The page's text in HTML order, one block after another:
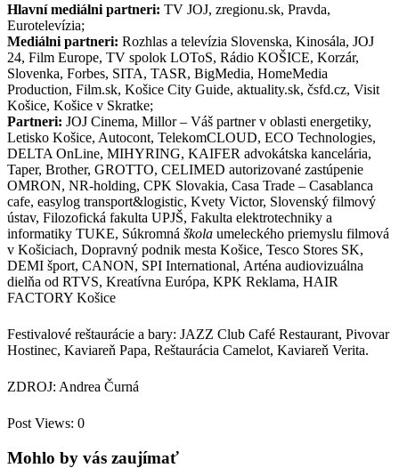
Hlavní mediálni partneri: TV JOJ, zregionu.sk, Pravda,
Eurotelevízia;
Mediálni partneri: Rozhlas a televízia Slovenska, Kinosála, JOJ
24, Film Europe, TV spolok LOToS, Rádio KOŠICE, Korzár,
Slovenka, Forbes, SITA, TASR, BigMedia, HomeMedia
Production, Film.sk, Košice City Guide, aktuality.sk, čsfd.cz, Visit
Košice, Košice v Skratke;
Partneri: JOJ Cinema, Millor – Váš partner v oblasti energetiky,
Letisko Košice, Autocont, TelekomCLOUD, ECO Technologies,
DELTA OnLine, MIHYRING, KAIFER advokátska kancelária,
Taper, Brother, GROTTO, CELIMED autorizované zastúpenie
OMRON, NR-holding, CPK Slovakia, Casa Trade – Casablanca
cafe, easylog transport&logistic, Kvety Victor, Slovenský filmový
ústav, Filozofická fakulta UPJŠ, Fakulta elektrotechniky a
informatiky TUKE, Súkromná škola umeleckého priemyslu filmová
v Košiciach, Dopravný podnik mesta Košice, Tesco Stores SK,
DEMI šport, CANON, SPI International, Arténa audiovizuálna
dielňa od RTVS, Kreatívna Európa, KPK Reklama, HAIR
FACTORY Košice
Festivalové reštaurácie a bary: JAZZ Club Café Restaurant, Pivovar
Hostinec, Kaviareň Papa, Reštaurácia Camelot, Kaviareň Verita.
ZDROJ: Andrea Čurná
Post Views: 0
Mohlo by vás zaujímať